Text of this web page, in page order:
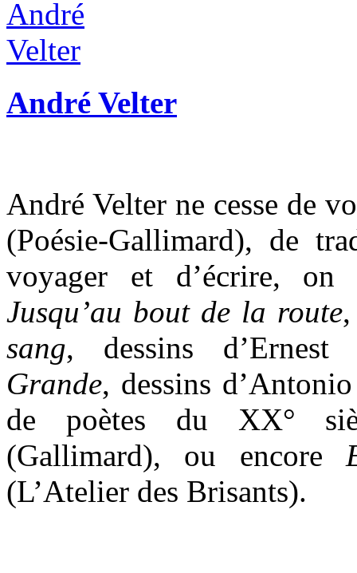
André Velter
André Velter ne cesse de
(Poésie-Gallimard), de
voyager et d’écrire,
Jusqu’au bout de la route
sang, dessins d’Ernest
Grande, dessins
de poètes du XX°
(Gallimard), ou encore
(L’Atelier des Brisants).